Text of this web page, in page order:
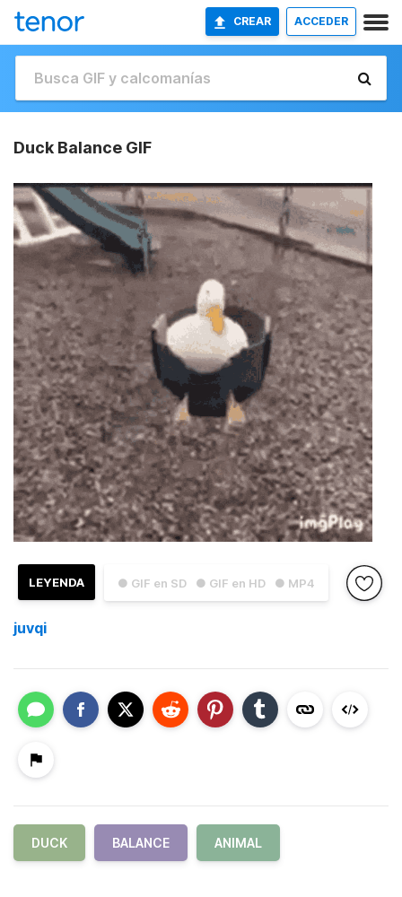
CREAR ACCEDER
Duck Balance GIF
● GIF en SD ● GIF en HD ● MP4
LEYENDA
juvqi
DUCK BALANCE ANIMAL